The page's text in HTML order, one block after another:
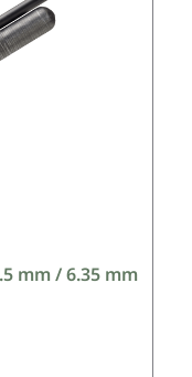
mm / 6.35 mm